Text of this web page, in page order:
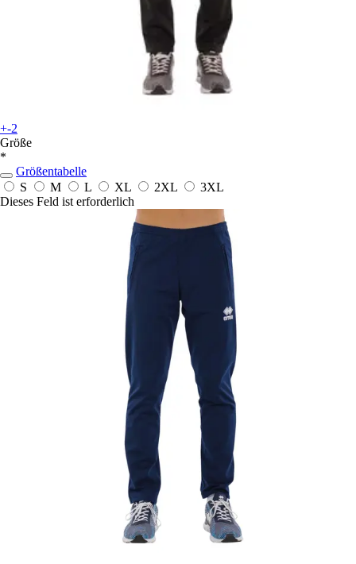
+-2
Größe
*
Größentabelle
S
M L XL 2XL
3XL
Dieses Feld ist erforderlich